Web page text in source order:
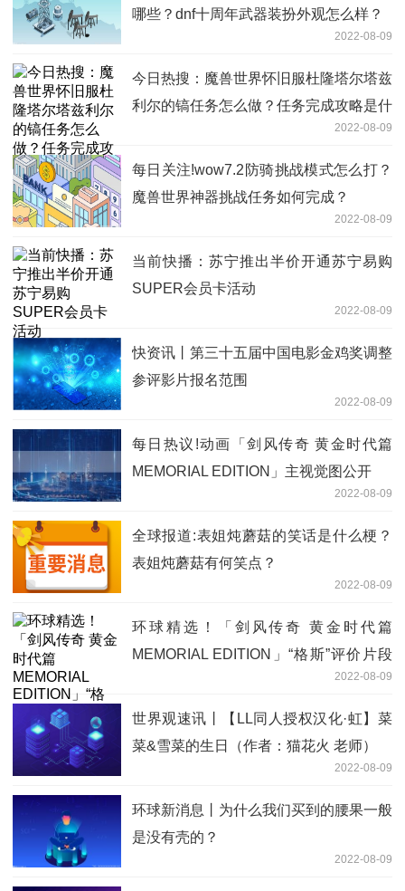
哪些？dnf十周年武器装扮外观怎么样？
2022-08-09
今日热搜：魔兽世界怀旧服杜隆塔尔塔兹
利尔的镐任务怎么做？任务完成攻略是什
2022-08-09
每日关注!wow7.2防骑挑战模式怎么打？
魔兽世界神器挑战任务如何完成？
2022-08-09
当前快播：苏宁推出半价开通苏宁易购
SUPER会员卡活动
2022-08-09
快资讯丨第三十五届中国电影金鸡奖调整
参评影片报名范围
2022-08-09
每日热议!动画「剑风传奇 黄金时代篇
MEMORIAL EDITION」主视觉图公开
2022-08-09
全球报道:表姐炖蘑菇的笑话是什么梗？
表姐炖蘑菇有何笑点？
2022-08-09
环球精选！「剑风传奇 黄金时代篇
MEMORIAL EDITION」“格斯”评价片段
2022-08-09
世界观速讯丨【LL同人授权汉化·虹】菜
菜&雪菜的生日（作者：猫花火 老师）
2022-08-09
环球新消息丨为什么我们买到的腰果一般
是没有壳的？
2022-08-09